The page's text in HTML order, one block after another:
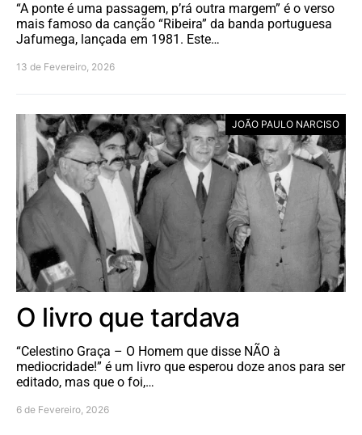
“A ponte é uma passagem, p’rá outra margem” é o verso
mais famoso da canção “Ribeira” da banda portuguesa
Jafumega, lançada em 1981. Este…
13 de Fevereiro, 2026
JOÃO PAULO NARCISO
O livro que tardava
“Celestino Graça – O Homem que disse NÃO à
mediocridade!” é um livro que esperou doze anos para ser
editado, mas que o foi,…
6 de Fevereiro, 2026